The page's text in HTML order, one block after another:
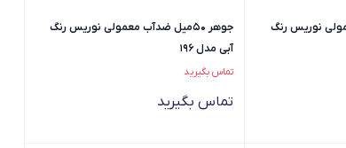
نوریس رنگ
جوهر 50میل ضدآب معمولی نوریس رنگ
آبی مدل 196
تماس بگیرید
تماس بگیرید